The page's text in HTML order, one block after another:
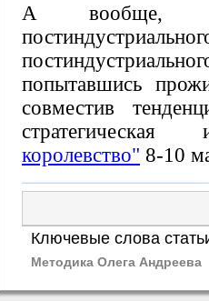
А вообще,
попытавшись
совместив
королевство" 8-10
Ключевые слова
Методика Олега Андреева